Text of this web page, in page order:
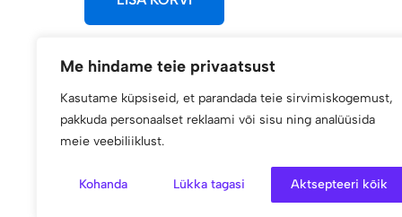
Me hindame teie privaatsust
Kasutame küpsiseid, et parandada teie sirvimiskogemust,
pakkuda personaalset reklaami või sisu ning analüüsida
meie veebiliiklust.
Kohanda Lükka tagasi Aktsepteeri kõik
Vali